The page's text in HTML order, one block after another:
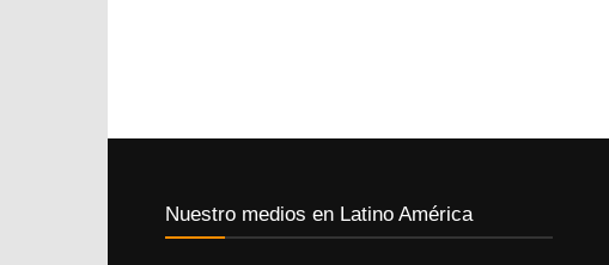
Nuestro medios en Latino América